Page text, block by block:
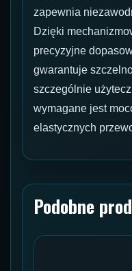
zapewnia
Dzięki
precyzyjne
gwarantuje
szczególnie
wymagane jest
elastycznych
Podobne